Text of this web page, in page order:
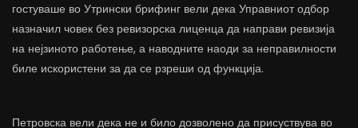
гостуваше во Утрински брифинг вели дека Управниот одбор
назначил човек без ревизорска лиценца да направи ревизија
на нејзиното работење, а наводните наоди за неправилности
биле искористени за да се рзреши од функција.
Петровска вели дека не и било дозволено да присуствува во